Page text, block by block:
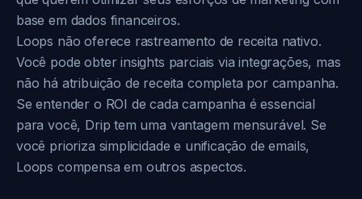
base em dados financeiros.
Loops não oferece rastreamento de receita nativo.
Você pode obter insights parciais via integrações, mas
não há atribuição de receita completa por campanha.
Se entender o ROI de cada campanha é essencial
para você, Drip tem uma vantagem mensurável. Se
você prioriza simplicidade e unificação de emails,
Loops compensa em outros aspectos.